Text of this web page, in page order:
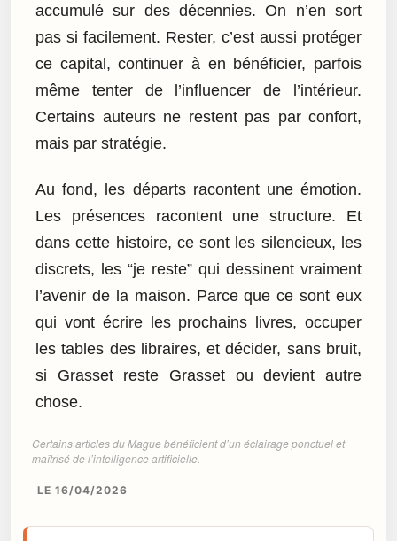
accumulé sur des décennies. On n’en sort
pas si facilement. Rester, c’est aussi protéger
ce capital, continuer à en bénéficier, parfois
même tenter de l’influencer de l’intérieur.
Certains auteurs ne restent pas par confort,
mais par stratégie.
Au fond, les départs racontent une émotion.
Les présences racontent une structure. Et
dans cette histoire, ce sont les silencieux, les
discrets, les “je reste” qui dessinent vraiment
l’avenir de la maison. Parce que ce sont eux
qui vont écrire les prochains livres, occuper
les tables des libraires, et décider, sans bruit,
si Grasset reste Grasset ou devient autre
chose.
Certains articles du Mague bénéficient d’un éclairage ponctuel et
maîtrisé de l’intelligence artificielle.
LE 16/04/2026